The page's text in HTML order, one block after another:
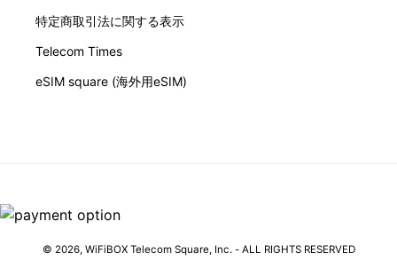
特定商取引法に関する表示
Telecom Times
eSIM square (海外用eSIM)
© 2026, WiFiBOXTelecom Square, Inc. - ALL RIGHTS RESERVED